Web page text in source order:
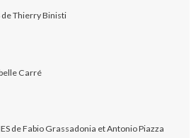
de Thierry Binisti
Carré
de Fabio Grassadonia et Antonio Piazza